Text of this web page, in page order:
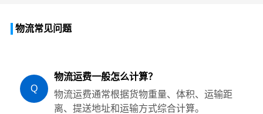
物流常见问题
Q
物流运费一般怎么计算？
物流运费通常根据货物重量、体积、运输距
离、提送地址和运输方式综合计算。